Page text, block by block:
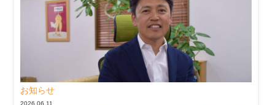
お知らせ
2026.06.11